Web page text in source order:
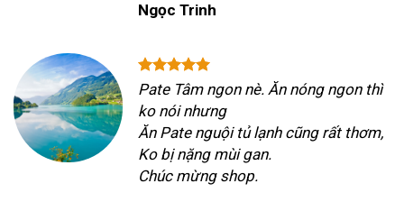
Ngọc Trinh
Pate Tâm ngon nè. Ăn nóng ngon thì
ko nói nhưng
Ăn Pate nguội tủ lạnh cũng rất thơm,
Ko bị nặng mùi gan.
Chúc mừng shop.